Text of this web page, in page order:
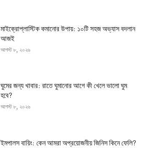
মাইক্রোপ্লাস্টিক কমানোর উপায়: ১০টি সহজ অভ্যাস বদলান
আজই
আগস্ট ৮, ২০২৬
ঘুমের জন্য খাবার: রাতে ঘুমানোর আগে কী খেলে ভালো ঘুম
হবে?
আগস্ট ৮, ২০২৬
ইমপালস বায়িং: কেন আমরা অপ্রয়োজনীয় জিনিস কিনে ফেলি?